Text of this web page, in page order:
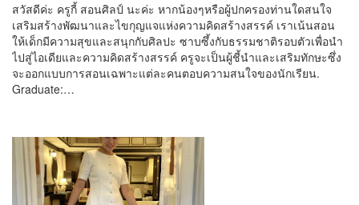
สวัสดีค่ะ ครูกี้ สอนศิลป์ นะค่ะ หากน้องๆหรือผู้ปกครองท่านใดสนใจ
เสริมสร้างพัฒนาและไขกุญแจแห่งความคิดสร้างสรรค์ เราเน้นสอน
ให้เด็กมีความสุขและสนุกกับศิลปะ ซาบซึ้งกับธรรมชาติรอบตัวเพื่อนำ
ไปสู่ไอเดียและความคิดสร้างสรรค์ ครูจะเป็นผู้ชี้นำและเสริมทักษะซึ่ง
จะออกแบบการสอนเฉพาะแต่ละคนตอบความสนใจของนักเรียน.
Graduate:…